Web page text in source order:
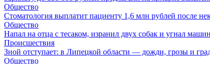
Общество
Стоматология выплатит пациенту 1,6 млн рублей после
Общество
Напал на отца с тесаком, изранил двух собак и угнал
Происшествия
Зной отступает: в Липецкой области — дожди, грозы и
Общество